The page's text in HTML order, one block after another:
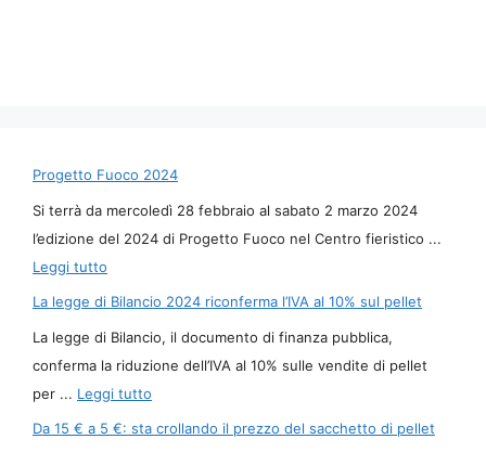
Progetto Fuoco 2024
Si terrà da mercoledì 28 febbraio al sabato 2 marzo 2024
l’edizione del 2024 di Progetto Fuoco nel Centro fieristico ...
Leggi tutto
La legge di Bilancio 2024 riconferma l’IVA al 10% sul pellet
La legge di Bilancio, il documento di finanza pubblica,
conferma la riduzione dell’IVA al 10% sulle vendite di pellet
per ... Leggi tutto
Da 15 € a 5 €: sta crollando il prezzo del sacchetto di pellet